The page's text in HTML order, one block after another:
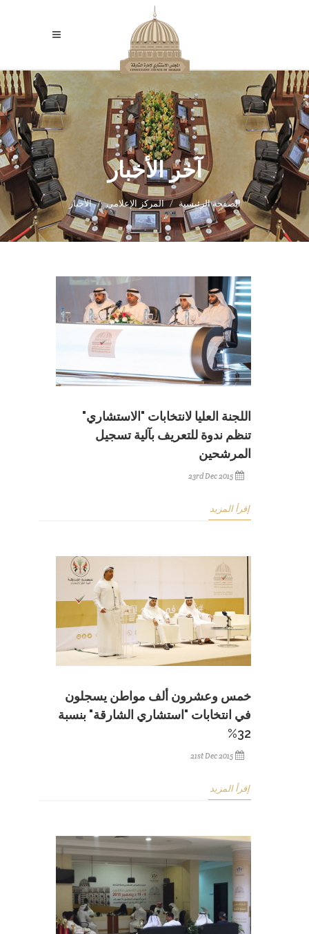
آخر الأخبار
الصفحة الرئيسية المركز الإعلامي الأخبار
اللجنة العليا لانتخابات "الاستشاري"
تنظم ندوة للتعريف بآلية تسجيل
المرشحين
23rd Dec 2015
إقرأ المزيد
خمس وعشرون ألف مواطن يسجلون
في انتخابات "استشاري الشارقة" بنسبة
32%
21st Dec 2015
إقرأ المزيد